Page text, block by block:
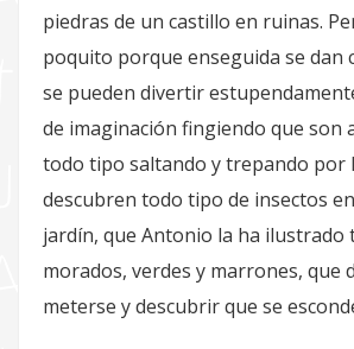
piedras de un castillo en ruinas.
poquito porque enseguida se dan
se pueden divertir
de imaginación fingiendo que son
todo tipo saltando y trepando por
descubren todo tipo de insectos
jardín, que Antonio la ha ilustrado
morados, verdes y marrones, que
meterse y descubrir que se